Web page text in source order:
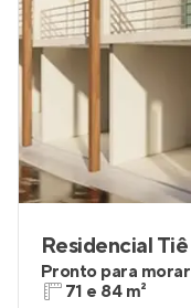
Residencial Tiê
Pronto para morar
71 e 84 m²